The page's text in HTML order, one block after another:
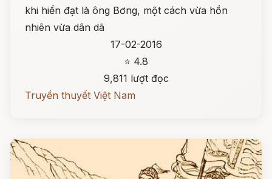
khi hiển đạt là ông Bơng, một cách vừa hồn
nhiên vừa dân dã
17-02-2016
⭐ 4.8
9,811 lượt đọc
Truyền thuyết Việt Nam